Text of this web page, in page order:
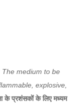
medium to be
explosive,
के प्रशंसकों के लिए मध्यम